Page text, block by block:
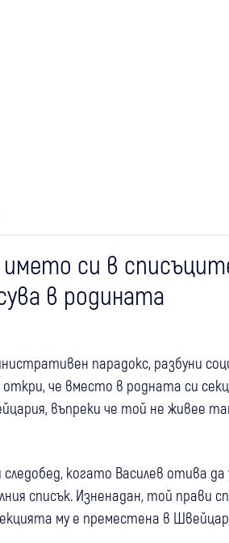
си в
в родината
парадокс, разбуни
откри, че вместо в родната си
въпреки че той не живее
когато Василев отива
списък. Изненадан, той прави
му е преместена в